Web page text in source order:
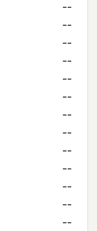
--
--
--
--
--
--
--
--
--
--
--
--
--